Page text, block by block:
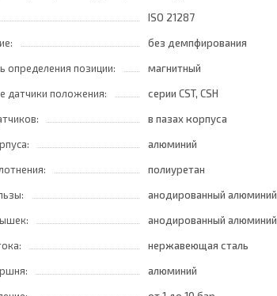
ISO 21287
без демпфирования
определения позиции:
магнитный
датчики положения:
серии CST, CSH
в пазах корпуса
алюминий
полиуретан
анодированный алюминий
анодированный алюминий
нержавеющая сталь
алюминий